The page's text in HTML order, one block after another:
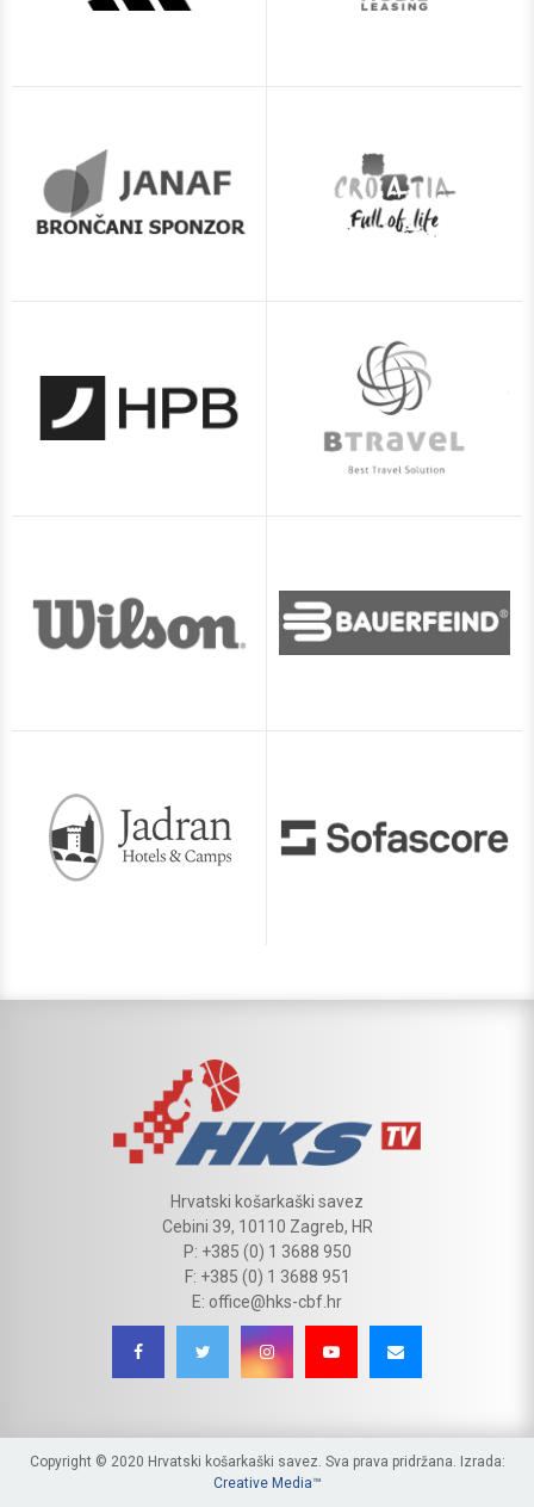
Hrvatski košarkaški savez
Cebini 39, 10110 Zagreb, HR
P: +385 (0) 1 3688 950
F: +385 (0) 1 3688 951
E: office@hks-cbf.hr
Copyright © 2020 Hrvatski košarkaški savez. Sva prava pridržana. Izrada:
Creative Media™